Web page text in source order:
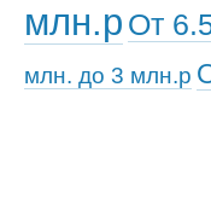
млн.р От
млн. до 3 млн.р